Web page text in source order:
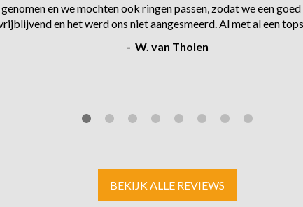
en we mochten ook ringen passen, zodat we een
en het werd ons niet aangesmeerd. Al met al een
- W. van Tholen
BEKIJK ALLE REVIEWS